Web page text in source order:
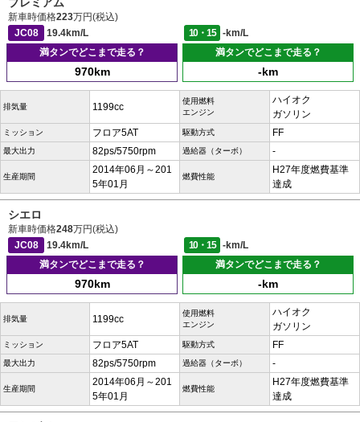
プレミアム
新車時価格223万円(税込)
JC08
19.4km/L 10・15
-km/L
満タンでどこまで走る？
970km
満タンでどこまで走る？
-km
排気量 1199cc
使用燃料
エンジン
ハイオク
ガソリン
ミッション フロア5AT 駆動方式 FF
最大出力 82ps/5750rpm 過給器（ターボ） -
生産期間
2014年06月～201
5年01月
燃費性能
H27年度燃費基準
達成
シエロ
新車時価格248万円(税込)
JC08
19.4km/L 10・15
-km/L
満タンでどこまで走る？
970km
満タンでどこまで走る？
-km
排気量 1199cc
使用燃料
エンジン
ハイオク
ガソリン
ミッション フロア5AT 駆動方式 FF
最大出力 82ps/5750rpm 過給器（ターボ） -
生産期間
2014年06月～201
5年01月
燃費性能
H27年度燃費基準
達成